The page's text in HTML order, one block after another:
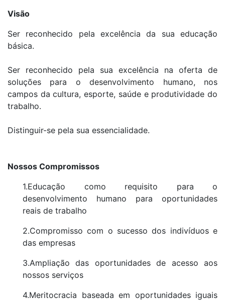
Visão
Ser reconhecido pela excelência da sua educação
básica.
Ser reconhecido pela sua excelência na oferta de
soluções para o desenvolvimento humano, nos
campos da cultura, esporte, saúde e produtividade do
trabalho.
Distinguir-se pela sua essencialidade.
Nossos Compromissos
1.Educação como requisito para o
desenvolvimento humano para oportunidades
reais de trabalho
2.Compromisso com o sucesso dos indivíduos e
das empresas
3.Ampliação das oportunidades de acesso aos
nossos serviços
4.Meritocracia baseada em oportunidades iguais